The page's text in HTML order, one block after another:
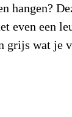
hangen?
even een
grijs wat je